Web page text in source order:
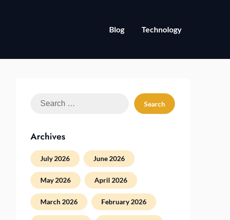
Blog Technology
Search
Archives
July 2026 June 2026
May 2026 April 2026
March 2026 February 2026